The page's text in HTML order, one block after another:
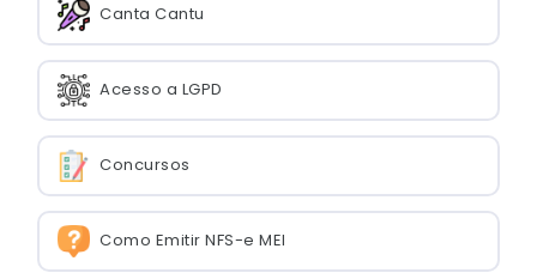
Canta Cantu
Acesso a LGPD
Concursos
Como Emitir NFS-e MEI